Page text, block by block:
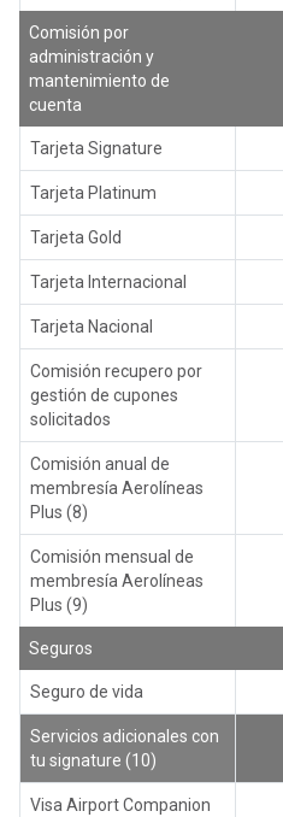
Comisión por
administración y
mantenimiento de
cuenta
Tarjeta Signature
Tarjeta Platinum
Tarjeta Gold
Tarjeta Internacional
Tarjeta Nacional
Comisión recupero por
gestión de cupones
solicitados
Comisión anual de
membresía Aerolíneas
Plus (8)
Comisión mensual de
membresía Aerolíneas
Plus (9)
Seguros
Seguro de vida
Servicios adicionales con
tu signature (10)
Visa Airport Companion